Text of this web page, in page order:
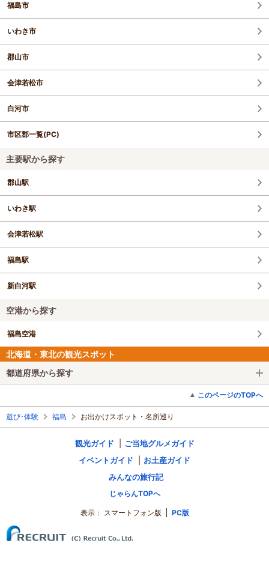
福島市
いわき市
郡山市
会津若松市
白河市
市区郡一覧(PC)
主要駅から探す
郡山駅
いわき駅
会津若松駅
福島駅
新白河駅
空港から探す
福島空港
北海道・東北の観光スポット
都道府県から探す
このページのTOPへ
遊び･体験 福島 お出かけスポット・名所巡り
観光ガイド
ご当地グルメガイド
イベントガイド
お土産ガイド
みんなの旅行記
じゃらんTOPへ
表示： スマートフォン版 PC版